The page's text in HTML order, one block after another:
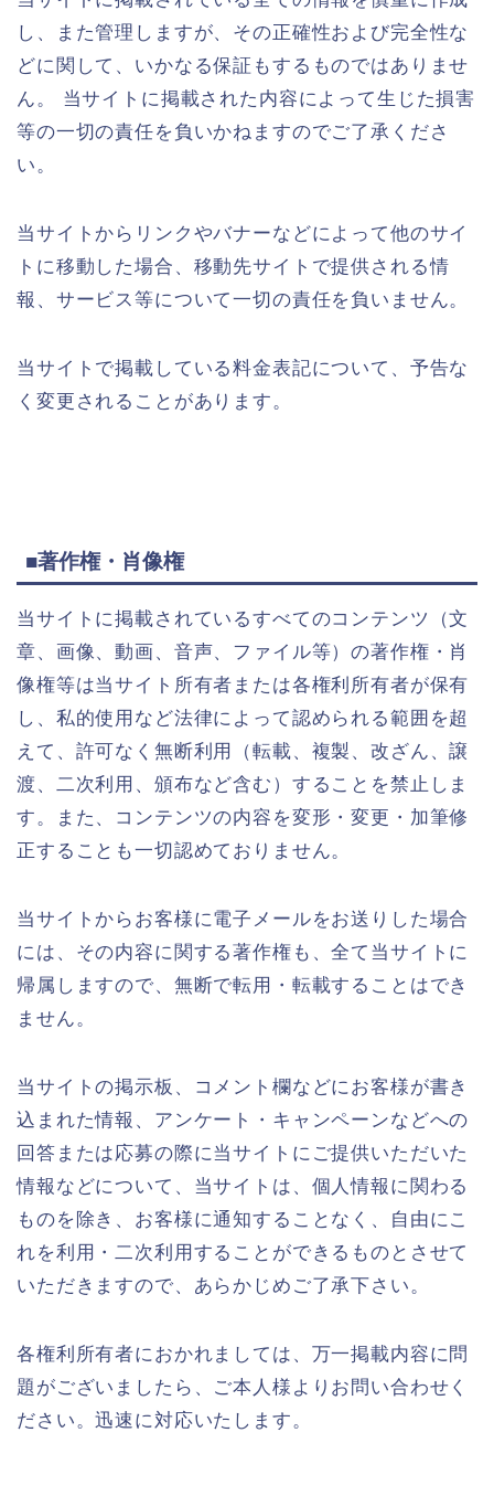
し、また管理しますが、その正確性および完全性な
どに関して、いかなる保証もするものではありませ
ん。 当サイトに掲載された内容によって生じた損害
等の一切の責任を負いかねますのでご了承くださ
い。
当サイトからリンクやバナーなどによって他のサイ
トに移動した場合、移動先サイトで提供される情
報、サービス等について一切の責任を負いません。
当サイトで掲載している料金表記について、予告な
く変更されることがあります。
■著作権・肖像権
当サイトに掲載されているすべてのコンテンツ（文
章、画像、動画、音声、ファイル等）の著作権・肖
像権等は当サイト所有者または各権利所有者が保有
し、私的使用など法律によって認められる範囲を超
えて、許可なく無断利用（転載、複製、改ざん、譲
渡、二次利用、頒布など含む）することを禁止しま
す。また、コンテンツの内容を変形・変更・加筆修
正することも一切認めておりません。
当サイトからお客様に電子メールをお送りした場合
には、その内容に関する著作権も、全て当サイトに
帰属しますので、無断で転用・転載することはでき
ません。
当サイトの掲示板、コメント欄などにお客様が書き
込まれた情報、アンケート・キャンペーンなどへの
回答または応募の際に当サイトにご提供いただいた
情報などについて、当サイトは、個人情報に関わる
ものを除き、お客様に通知することなく、自由にこ
れを利用・二次利用することができるものとさせて
いただきますので、あらかじめご了承下さい。
各権利所有者におかれましては、万一掲載内容に問
題がございましたら、ご本人様よりお問い合わせく
ださい。迅速に対応いたします。